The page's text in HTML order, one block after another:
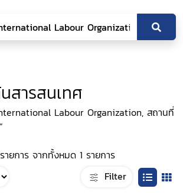
สารสนเทศ
Labour Organization, สถานที่
ยการ จากทั้งหมด 1 รายการ
Filter